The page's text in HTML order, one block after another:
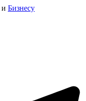
и Бизнесу